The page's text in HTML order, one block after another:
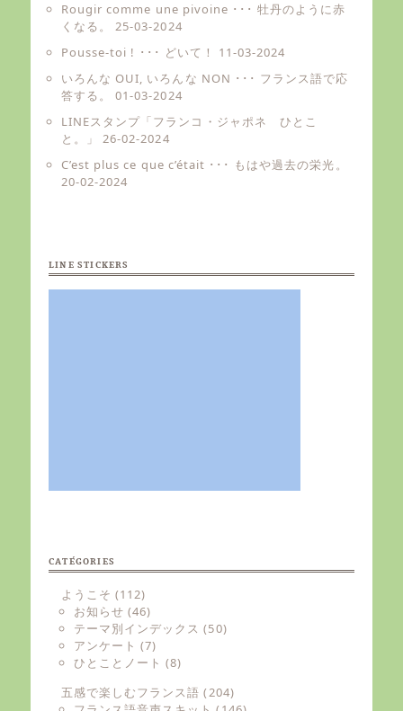
Rougir comme une pivoine ･･･ 牡丹のように赤
くなる。
25-03-2024
Pousse-toi ! ･･･ どいて！
11-03-2024
いろんな OUI, いろんな NON ･･･ フランス語で応
答する。
01-03-2024
LINEスタンプ「フランコ・ジャポネ ひとこ
と。」
26-02-2024
C’est plus ce que c’était ･･･ もはや過去の栄光。
20-02-2024
LINE STICKERS
CATÉGORIES
ようこそ (112)
お知らせ (46)
テーマ別インデックス (50)
アンケート (7)
ひとことノート (8)
五感で楽しむフランス語 (204)